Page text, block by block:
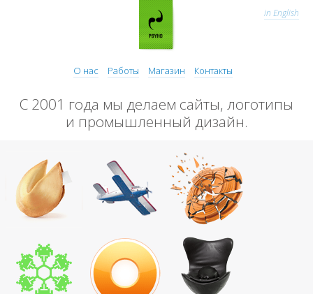
О нас Работы Магазин Контакты
in English
С 2001 года мы делаем сайты, логотипы
и промышленный дизайн.